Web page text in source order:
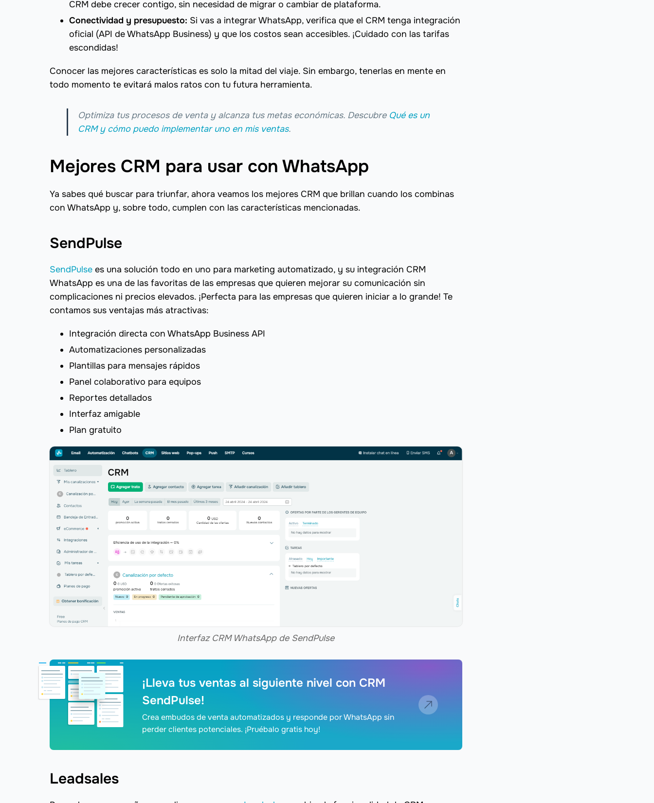
CRM debe crecer contigo, sin necesidad de migrar o cambiar de plataforma.
Conectividad y presupuesto: Si vas a integrar WhatsApp, verifica que el CRM tenga integración
oficial (API de WhatsApp Business) y que los costos sean accesibles. ¡Cuidado con las tarifas
escondidas!
Conocer las mejores características es solo la mitad del viaje. Sin embargo, tenerlas en mente en
todo momento te evitará malos ratos con tu futura herramienta.
Optimiza tus procesos de venta y alcanza tus metas económicas. Descubre Qué es un
CRM y cómo puedo implementar uno en mis ventas.
Mejores CRM para usar con WhatsApp
Ya sabes qué buscar para triunfar, ahora veamos los mejores CRM que brillan cuando los combinas
con WhatsApp y, sobre todo, cumplen con las características mencionadas.
SendPulse
SendPulse es una solución todo en uno para marketing automatizado, y su integración CRM
WhatsApp es una de las favoritas de las empresas que quieren mejorar su comunicación sin
complicaciones ni precios elevados. ¡Perfecta para las empresas que quieren iniciar a lo grande! Te
contamos sus ventajas más atractivas:
Integración directa con WhatsApp Business API
Automatizaciones personalizadas
Plantillas para mensajes rápidos
Panel colaborativo para equipos
Reportes detallados
Interfaz amigable
Plan gratuito
Interfaz CRM WhatsApp de SendPulse
¡Lleva tus ventas al siguiente nivel con CRM
SendPulse!
Crea embudos de venta automatizados y responde por WhatsApp sin
perder clientes potenciales. ¡Pruébalo gratis hoy!
Leadsales